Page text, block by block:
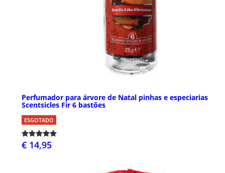
Perfumador para árvore de Natal pinhas e especiarias
Scentsicles Fir 6 bastões
ESGOTADO
€ 14,95